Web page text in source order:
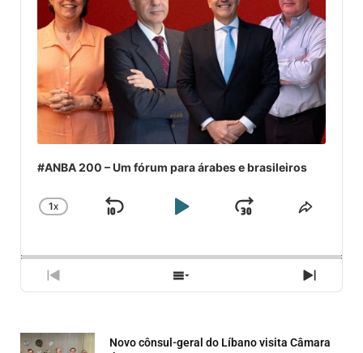
#ANBA 200 – Um fórum para árabes e brasileiros
CHANGE
1X
SKIP
PLAYJUMP
PREVIOUS
EPISODE
SHOW
EPISODES
NEXT
Novo cônsul-geral do Líbano visita Câmara